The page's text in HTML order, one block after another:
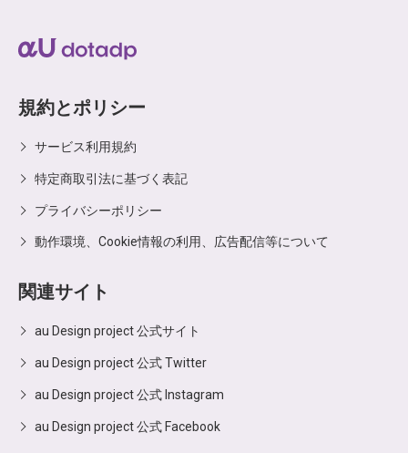
規約とポリシー
サービス利用規約
特定商取引法に基づく表記
プライバシーポリシー
動作環境、Cookie情報の利用、広告配信等について
関連サイト
au Design project 公式サイト
au Design project 公式 Twitter
au Design project 公式 Instagram
au Design project 公式 Facebook